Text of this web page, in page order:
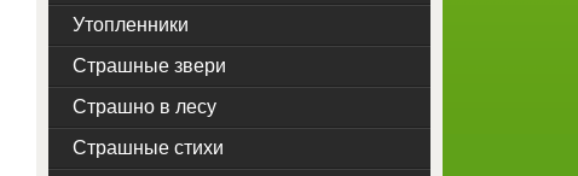
Утопленники
Страшные звери
Страшно в лесу
Страшные стихи